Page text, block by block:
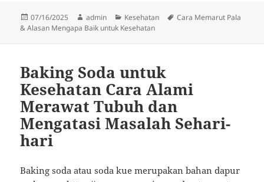
Diposkan
pada
07/16/2025 Penulis
admin Kategori
Kesehatan Tag
Cara Memarut Pala
& Alasan Mengapa Baik untuk Kesehatan
Baking Soda untuk
Kesehatan Cara Alami
Merawat Tubuh dan
Mengatasi Masalah Sehari-
hari
Baking soda atau soda kue merupakan bahan dapur